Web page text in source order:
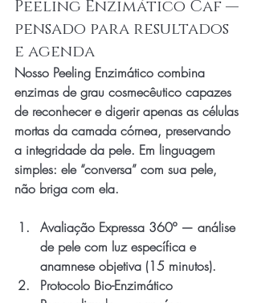
Peeling Enzimático Caf —
pensado para resultados
e agenda
Nosso Peeling Enzimático combina
enzimas de grau cosmecêutico capazes
de reconhecer e digerir apenas as células
mortas da camada córnea, preservando
a integridade da pele. Em linguagem
simples: ele “conversa” com sua pele,
não briga com ela.
Avaliação Expressa 360º — análise
de pele com luz específica e
anamnese objetiva (15 minutos).
Protocolo Bio-Enzimático